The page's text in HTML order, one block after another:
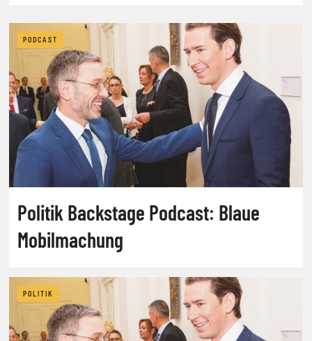
PODCAST
Politik Backstage Podcast: Blaue
Mobilmachung
POLITIK